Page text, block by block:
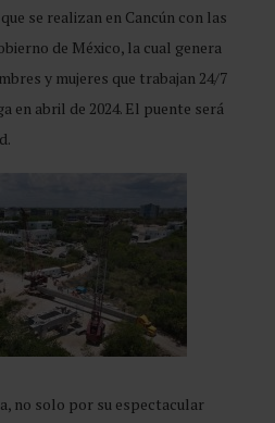
se realizan en Cancún con las
de México, la cual genera
y mujeres que trabajan 24/7
en abril de 2024. El puente será
no solo por su espectacular